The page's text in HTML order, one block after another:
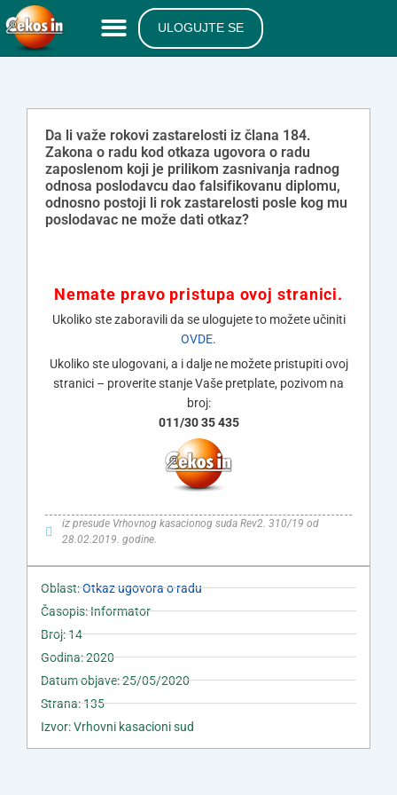
ULOGUJTE SE
Da li važe rokovi zastarelosti iz člana 184.
Zakona o radu kod otkaza ugovora o radu
zaposlenom koji je prilikom zasnivanja radnog
odnosa poslodavcu dao falsifikovanu diplomu,
odnosno postoji li rok zastarelosti posle kog mu
poslodavac ne može dati otkaz?
Nemate pravo pristupa ovoj stranici.
Ukoliko ste zaboravili da se ulogujete to možete učiniti
OVDE.
Ukoliko ste ulogovani, a i dalje ne možete pristupiti ovoj
stranici – proverite stanje Vaše pretplate, pozivom na
broj:
011/30 35 435
iz presude Vrhovnog kasacionog suda Rev2. 310/19 od
28.02.2019. godine.
Oblast:Otkaz ugovora o radu
Časopis: Informator
Broj: 14
Godina: 2020
Datum objave: 25/05/2020
Strana: 135
Izvor: Vrhovni kasacioni sud